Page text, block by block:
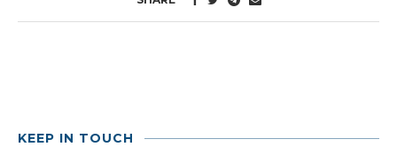
KEEP IN TOUCH